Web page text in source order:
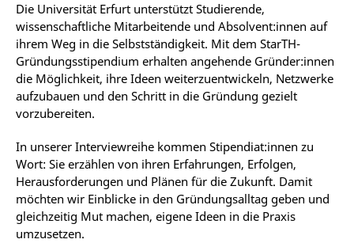
Die Universität Erfurt unterstützt Studierende,
wissenschaftliche Mitarbeitende und Absolvent:innen auf
ihrem Weg in die Selbstständigkeit. Mit dem StarTH-
Gründungsstipendium erhalten angehende Gründer:innen
die Möglichkeit, ihre Ideen weiterzuentwickeln, Netzwerke
aufzubauen und den Schritt in die Gründung gezielt
vorzubereiten.
In unserer Interviewreihe kommen Stipendiat:innen zu
Wort: Sie erzählen von ihren Erfahrungen, Erfolgen,
Herausforderungen und Plänen für die Zukunft. Damit
möchten wir Einblicke in den Gründungsalltag geben und
gleichzeitig Mut machen, eigene Ideen in die Praxis
umzusetzen.